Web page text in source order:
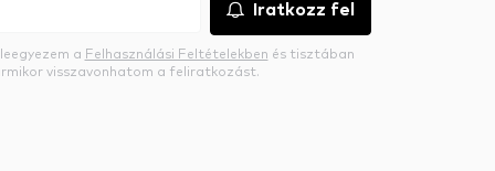
Iratkozz fel
a Felhasználási Feltételekben és tisztában
visszavonhatom a feliratkozást.